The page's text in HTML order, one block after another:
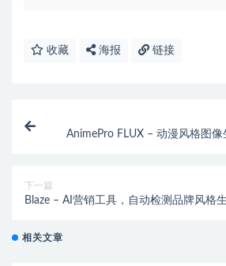
收藏 海报 链接
AnimePro FLUX – 动漫风格图
下一篇
Blaze – AI营销工具，自动检测品牌风格
相关文章